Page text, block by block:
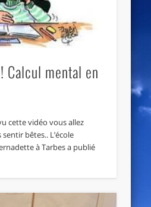
! Calcul mental en
cette vidéo vous allez
bêtes.. L’école
à Tarbes a publié